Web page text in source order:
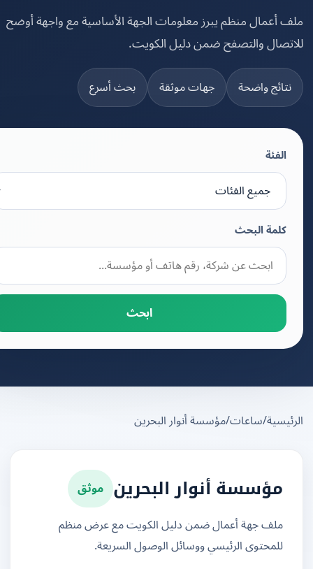
منظم يبرز معلومات الجهة الأساسية مع واجهة أوضح
والتصفح ضمن دليل الكويت.
واضحة جهات موثقة بحث أسرع
كلمة البحث
ابحث
/ساعات/مؤسسة أنوار البحرين
مؤسسة أنوار البحرين موثق
ملف جهة أعمال ضمن دليل الكويت مع عرض منظم
للمحتوى الرئيسي ووسائل الوصول السريعة.